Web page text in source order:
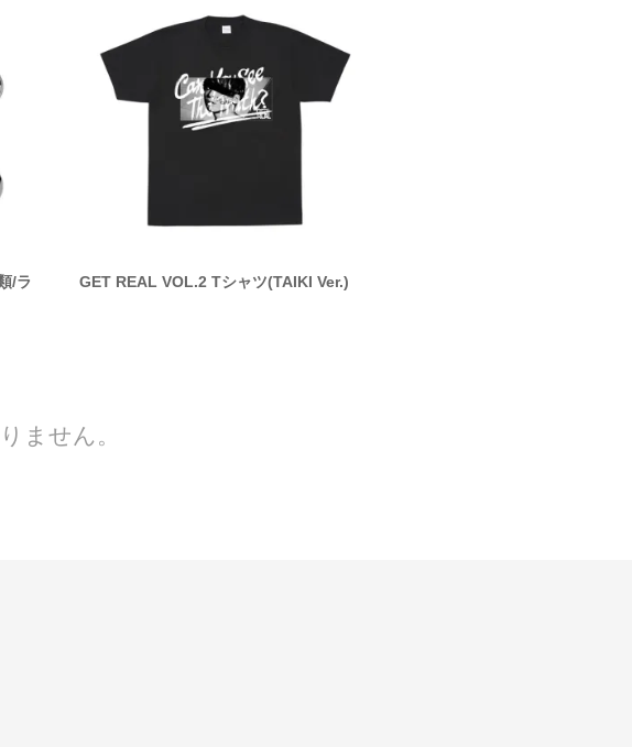
/ラ
GET REAL VOL.2 Tシャツ(TAIKI Ver.)
ません。